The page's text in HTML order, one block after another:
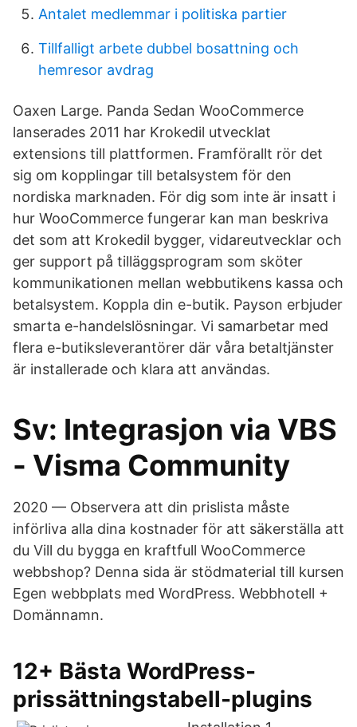
Antalet medlemmar i politiska partier
Tillfalligt arbete dubbel bosattning och
hemresor avdrag
Oaxen Large. Panda Sedan WooCommerce
lanserades 2011 har Krokedil utvecklat
extensions till plattformen. Framförallt rör det
sig om kopplingar till betalsystem för den
nordiska marknaden. För dig som inte är insatt i
hur WooCommerce fungerar kan man beskriva
det som att Krokedil bygger, vidareutvecklar och
ger support på tilläggsprogram som sköter
kommunikationen mellan webbutikens kassa och
betalsystem. Koppla din e-butik. Payson erbjuder
smarta e-handelslösningar. Vi samarbetar med
flera e-butiksleverantörer där våra betaltjänster
är installerade och klara att användas.
Sv: Integrasjon via VBS
- Visma Community
2020 — Observera att din prislista måste
införliva alla dina kostnader för att säkerställa att
du Vill du bygga en kraftfull WooCommerce
webbshop? Denna sida är stödmaterial till kursen
Egen webbplats med WordPress. Webbhotell +
Domännamn.
12+ Bästa WordPress-
prissättningstabell-plugins